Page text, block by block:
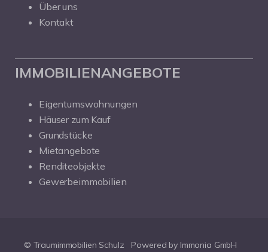
Über uns
Kontakt
IMMOBILIENANGEBOTE
Eigentumswohnungen
Häuser zum Kauf
Grundstücke
Mietangebote
Renditeobjekte
Gewerbeimmobilien
© Traumimmobilien Schulz Powered by Immonia GmbH